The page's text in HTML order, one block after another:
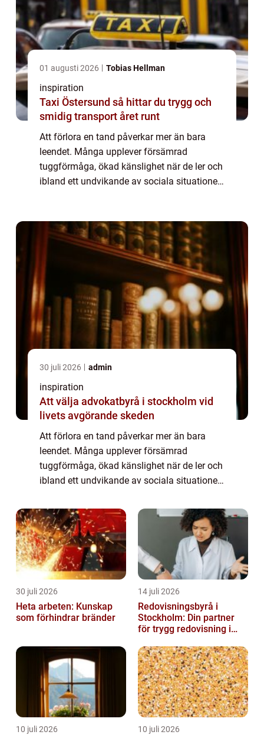
01 augusti 2026 Tobias Hellman
inspiration
Taxi Östersund så hittar du trygg och
smidig transport året runt
Att förlora en tand påverkar mer än bara
leendet. Många upplever försämrad
tuggförmåga, ökad känslighet när de ler och
ibland ett undvikande av sociala situationer.
30 juli 2026 admin
inspiration
Att välja advokatbyrå i stockholm vid
livets avgörande skeden
Att förlora en tand påverkar mer än bara
leendet. Många upplever försämrad
tuggförmåga, ökad känslighet när de ler och
ibland ett undvikande av sociala situationer.
och estetiskt tilltalande lösning: tandimpla...
30 juli 2026
Heta arbeten: Kunskap
som förhindrar bränder
14 juli 2026
Redovisningsbyrå i
Stockholm: Din partner
för trygg redovisning i
10 juli 2026 10 juli 2026